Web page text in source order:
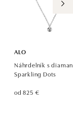
ALO
Náhrdelník s
Sparkling Dots
od 825 €